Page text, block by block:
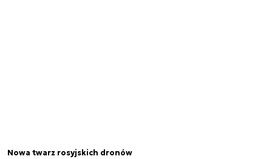
Nowa twarz rosyjskich dronów